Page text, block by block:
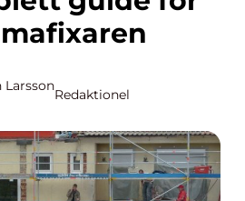
Larsson
Redaktionel